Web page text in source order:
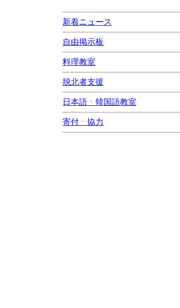
新着ニュース
自由掲示板
料理教室
脱北者支援
日本語ㆍ韓国語教室
寄付ㆍ協力